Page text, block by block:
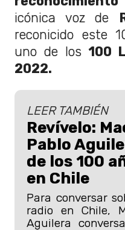
icónica voz de
reconicido este
uno de los100
2022.
LEER TAMBIÉN
Revívelo:
Pablo
de los 100
en Chile
Para conversar
radio en Chile,
Aguilera